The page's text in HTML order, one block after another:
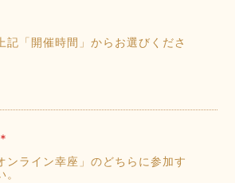
記「開催時間」からお選びくださ
＊
ンライン幸座」のどちらに参加す